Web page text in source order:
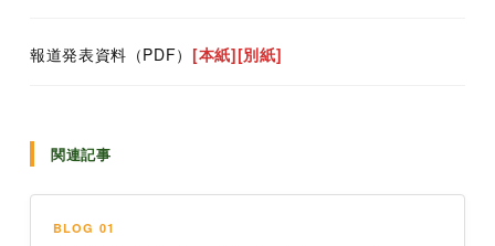
報道発表資料（PDF） [本紙][別紙]
関連記事
BLOG 01